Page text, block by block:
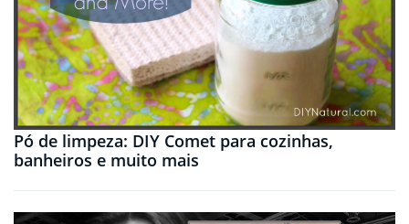
Pó de limpeza: DIY Comet para cozinhas,
banheiros e muito mais